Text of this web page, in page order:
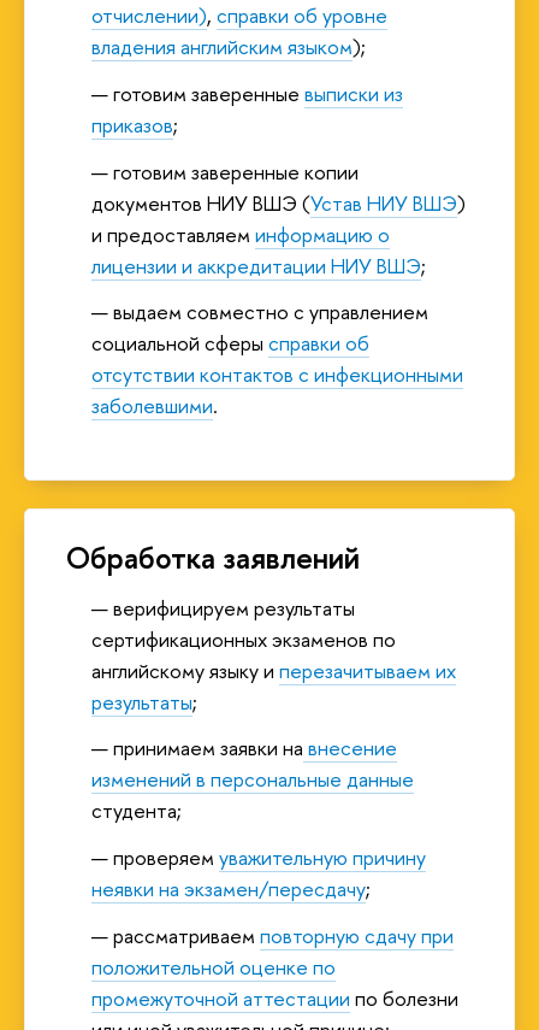
отчислении),справки об уровне
владения английским языком);
готовим заверенныевыписки из
приказов;
готовим заверенные копии
документов НИУ ВШЭ (Устав НИУ ВШЭ)
и предоставляеминформацию о
лицензии и аккредитации НИУ ВШЭ;
выдаем совместно с управлением
социальной сферысправки об
отсутствии контактов с инфекционными
заболевшими.
Обработка заявлений
верифицируем результаты
сертификационных экзаменов по
английскому языку иперезачитываем их
результаты;
принимаем заявки на внесение
изменений в персональные данные
студента;
проверяемуважительную причину
неявки на экзамен/пересдачу;
рассматриваемповторную сдачу при
положительной оценке по
промежуточной аттестации по болезни